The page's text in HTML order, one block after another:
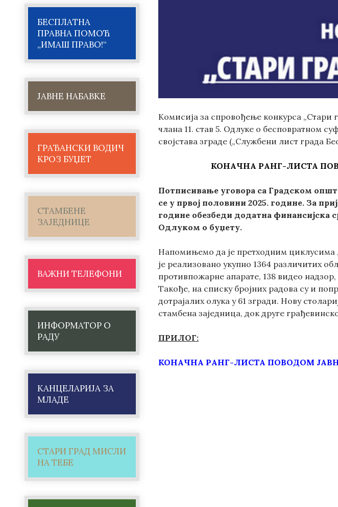
БЕСПЛАТНА
ПРАВНА ПОМОЋ
„ИМАШ ПРАВО!“
ЈАВНЕ НАБАВКЕ
ГРАЂАНСКИ ВОДИЧ
КРОЗ БУЏЕТ
СТАМБЕНЕ
ЗАЈЕДНИЦЕ
ВАЖНИ ТЕЛЕФОНИ
ИНФОРМАТОР О
РАДУ
КАНЦЕЛАРИЈА ЗА
МЛАДЕ
СТАРИ ГРАД МИСЛИ
НА ТЕБЕ
Комисијa за спровођење конкурса „Стари
члана 11. став 5. Одлуке о бесповратном
својстава зграде („Службени лист града
КОНАЧНА РАНГ-ЛИСТА
Потписивање уговора са Градском
се у првој половини 2025. године. За
године обезбеди додатна финансијска
Одлуком о буџету.
Напомињемо да је претходним циклусима
је реализовано укупно 1364 различитих
противпожарне апарате, 138 видео
Такође, на списку бројних радова су и
дотрајалих олука у 61 згради. Нову
стамбена заједница, док друге
ПРИЛОГ:
КОНАЧНА РАНГ-ЛИСТА ПОВОДОМ